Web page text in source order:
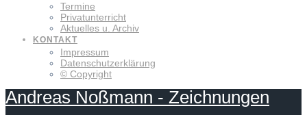
Termine
Privatunterricht
Aktuelles u. Archiv
KONTAKT
Impressum
Datenschutzerklärung
© Copyright
Andreas Noßmann - Zeichnungen